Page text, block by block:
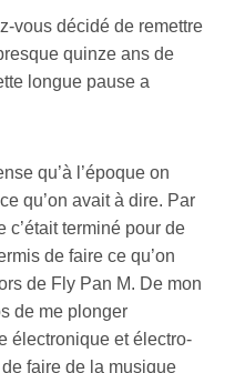
vous décidé de remettre
quinze ans de
longue pause a
qu’à l’époque on
qu’on avait à dire. Par
c’était terminé pour de
de faire ce qu’on
de Fly Pan M. De mon
de me plonger
électronique et électro-
faire de la musique